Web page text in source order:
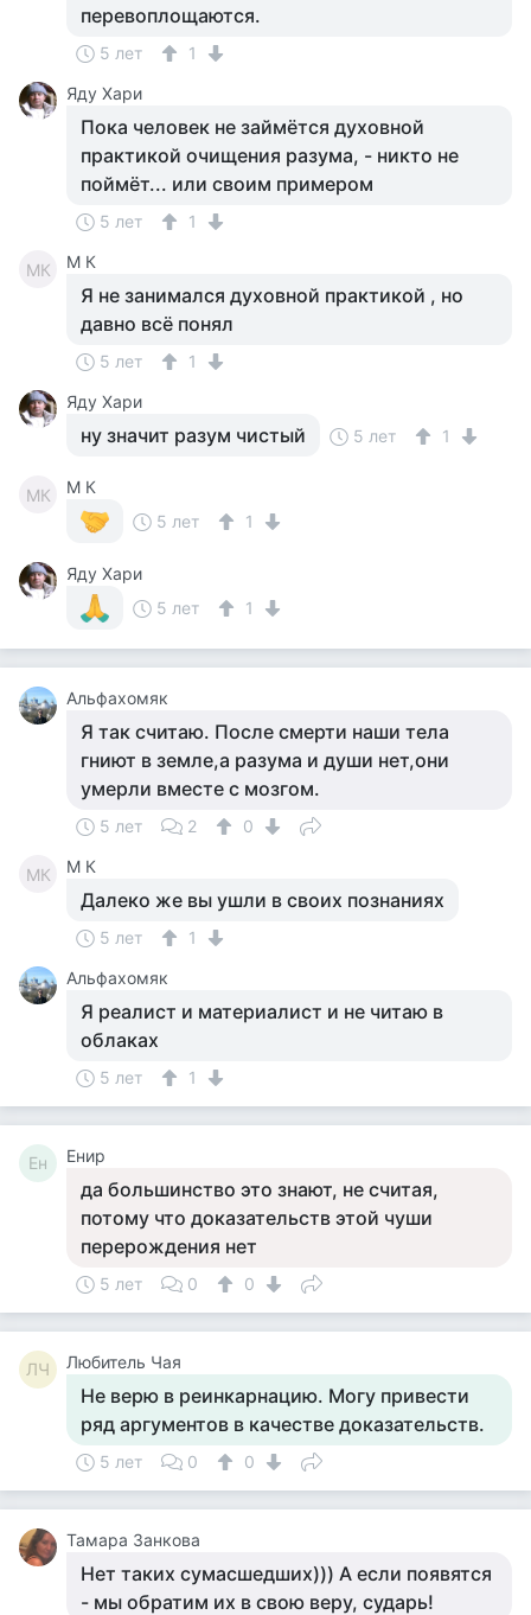
перевоплощаются.
5 лет
1
Яду Хари
Пока человек не займётся духовной
практикой очищения разума, - никто не
поймёт... или своим примером
5 лет 1
MК M К
Я не занимался духовной практикой , но
давно всё понял
5 лет
1
Яду Хари
ну значит разум чистый 5 лет 1
MК
M К
5 лет
1
Яду Хари
5 лет
1
Альфахомяк
Я так считаю. После смерти наши тела
гниют в земле,а разума и души нет,они
умерли вместе с мозгом.
5 лет 2 0
MК M К
Далеко же вы ушли в своих познаниях
5 лет
1
Альфахомяк
Я реалист и материалист и не читаю в
облаках
5 лет 1
Ен Енир
да большинство это знают, не считая,
потому что доказательств этой чуши
перерождения нет
5 лет 0 0
ЛЧ Любитель Чая
Не верю в реинкарнацию. Могу привести
ряд аргументов в качестве доказательств.
5 лет 0 0
Тамара Занкова
Нет таких сумасшедших))) А если появятся
- мы обратим их в свою веру, сударь!